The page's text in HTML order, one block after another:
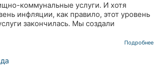
коммунальные услуги. И хотя
инфляции, как правило, этот уровень
закончилась. Мы создали
Подробнее